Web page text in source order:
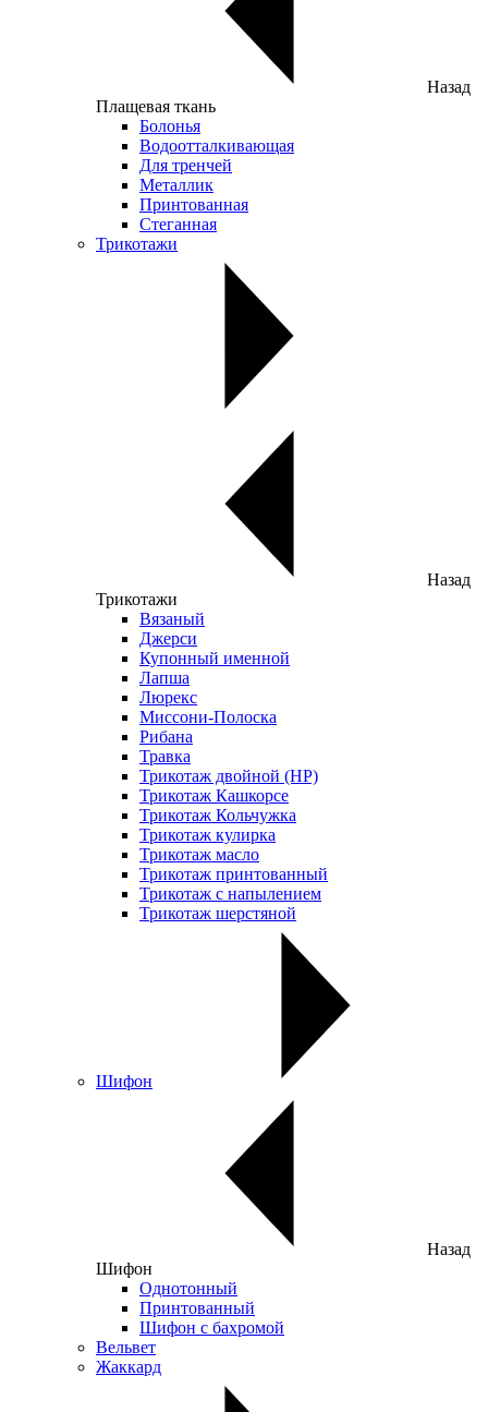
Назад
Плащевая ткань
Болонья
Водоотталкивающая
Для тренчей
Металлик
Принтованная
Стеганная
Трикотажи
Назад
Трикотажи
Вязаный
Джерси
Купонный именной
Лапша
Люрекс
Миссони-Полоска
Рибана
Травка
Трикотаж двойной (НР)
Трикотаж Кашкорсе
Трикотаж Кольчужка
Трикотаж кулирка
Трикотаж масло
Трикотаж принтованный
Трикотаж с напылением
Трикотаж шерстяной
Шифон
Назад
Шифон
Однотонный
Принтованный
Шифон с бахромой
Вельвет
Жаккард